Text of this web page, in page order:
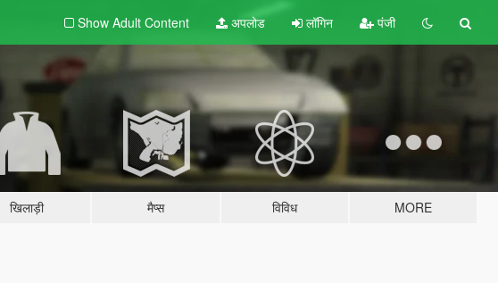
Show Adult Content अपलोड लॉगिन पंजी
खिलाड़ी मैप्स विविध MORE